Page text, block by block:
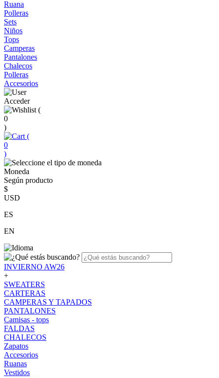
Ruana
Polleras
Sets
Niños
Tops
Camperas
Pantalones
Chalecos
Polleras
Accesorios
Acceder
(
0
)
(
0
)
Moneda
Según producto
$
USD
ES
EN
INVIERNO AW26
+
SWEATERS
CARTERAS
CAMPERAS Y TAPADOS
PANTALONES
Camisas - tops
FALDAS
CHALECOS
Zapatos
Accesorios
Ruanas
Vestidos